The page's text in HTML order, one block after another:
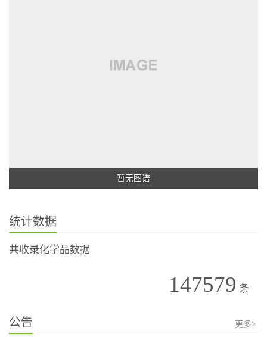
暂无图谱
统计数据
共收录化学品数据
147579 条
公告 更多>